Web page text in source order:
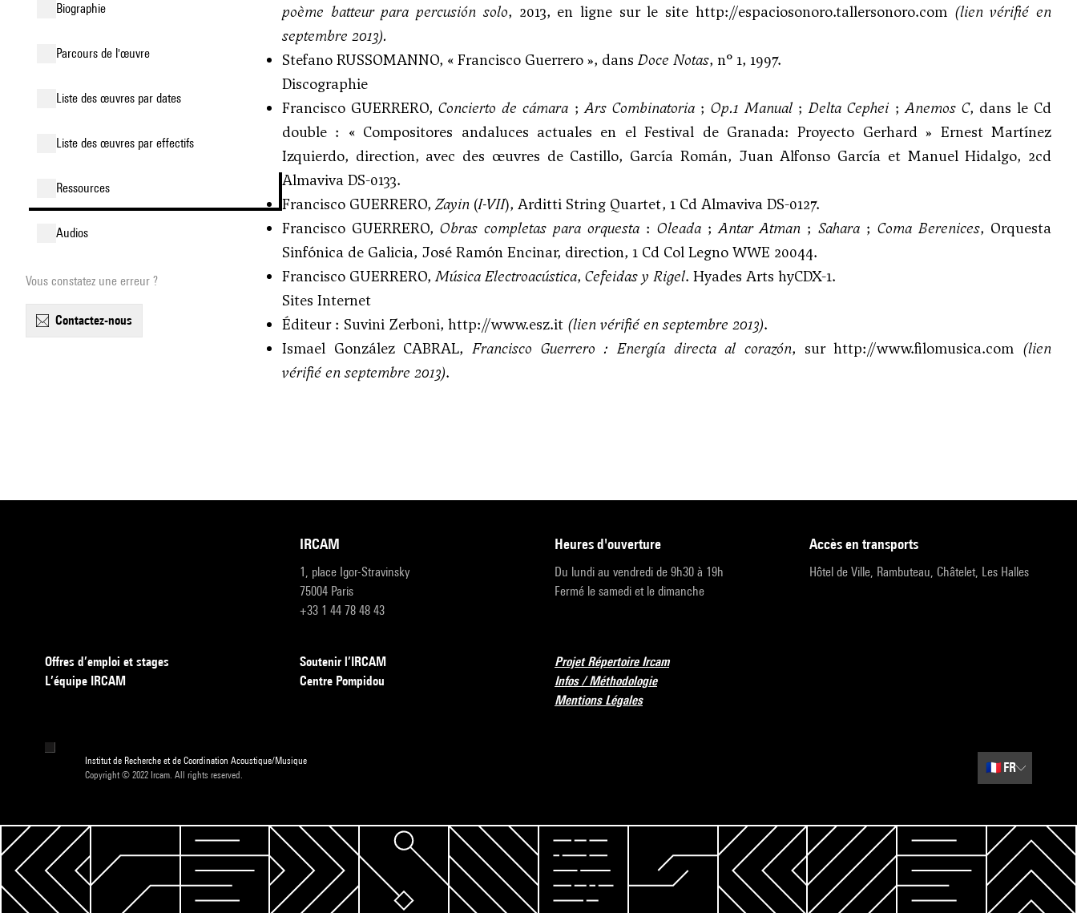
biographie
parcours de l'œuvre
liste des œuvres par dates
liste des œuvres par effectifs
ressources
audios
Vous constatez une erreur ?
contactez-nous
poème batteurpara percusión solo, 2013, en ligne sur le site http://espaciosonoro.tallersonoro.com (lien vérifié en
septembre 2013).
Stefano RUSSOMANNO, « Francisco Guerrero », dansDoce Notas, n° 1, 1997.
Discographie
Francisco GUERRERO,Concierto de cámara ;Ars Combinatoria; Op.1 Manual;Delta Cephei ;Anemos C, dans le Cd
double : « Compositores andaluces actuales en el Festival de Granada: Proyecto Gerhard » Ernest Martínez
Izquierdo, direction, avec des œuvres de Castillo, García Román, Juan Alfonso García et Manuel Hidalgo, 2cd
Almaviva DS-0133.
Francisco GUERRERO,Zayin (I-VII), Arditti String Quartet, 1 Cd Almaviva DS-0127.
Francisco GUERRERO, Obras completas para orquesta : Oleada ;Antar Atman ; Sahara ; Coma Berenices, Orquesta
Sinfónica de Galicia, José Ramón Encinar, direction, 1 Cd Col Legno WWE 20044.
Francisco GUERRERO,Música Electroacústica, Cefeidas y Rigel. Hyades Arts hyCDX-1.
Sites Internet
Éditeur : Suvini Zerboni, http://www.esz.it (lien vérifié en septembre 2013).
Ismael González CABRAL, Francisco Guerrero : Energía directa al corazón, surhttp://www.filomusica.com (lien
vérifié en septembre 2013).
IRCAM
1, place Igor-Stravinsky
75004 Paris
+33 1 44 78 48 43
heures d'ouverture
Du lundi au vendredi de 9h30 à 19h
Fermé le samedi et le dimanche
accès en transports
Hôtel de Ville, Rambuteau, Châtelet, Les Halles
Offres d’emploi et stages
L’équipe IRCAM
Soutenir l’IRCAM
Centre Pompidou
Projet Répertoire Ircam
Infos / Méthodologie
Mentions Légales
Institut de Recherche et de Coordination Acoustique/Musique
Copyright © 2022 Ircam. All rights reserved.
🇫🇷 FR